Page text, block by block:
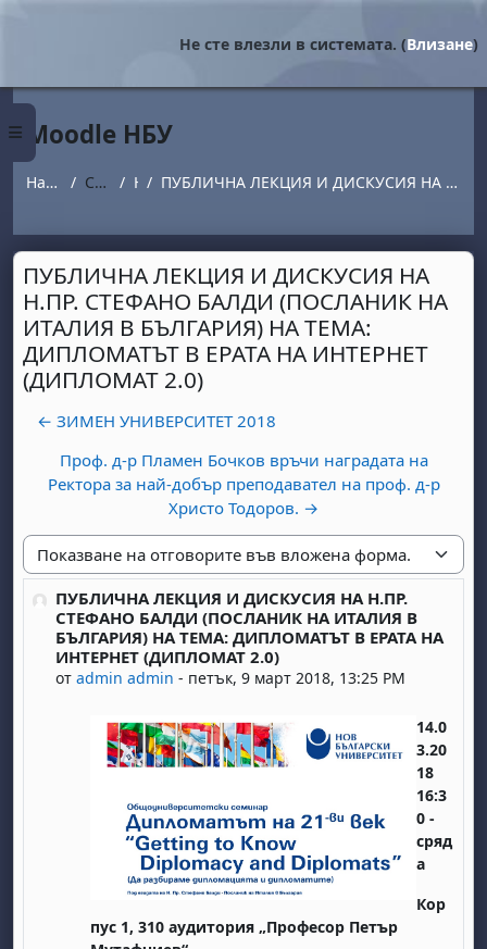
Страничен панел
Не сте влезли в системата. (Влизане)
Moodle НБУ
Начална страница Страници от сайта Новини ПУБЛИЧНА ЛЕКЦИЯ И ДИСКУСИЯ НА Н.ПР. СТЕФАНО БАЛДИ (ПОСЛАНИК НА ИТАЛИЯ В БЪЛГАРИЯ) НА ТЕМА: ДИПЛОМАТЪТ В ЕРАТА НА ИНТЕРНЕТ (ДИПЛОМАТ 2.0)
ПУБЛИЧНА ЛЕКЦИЯ И ДИСКУСИЯ НА
Н.ПР. СТЕФАНО БАЛДИ (ПОСЛАНИК НА
ИТАЛИЯ В БЪЛГАРИЯ) НА ТЕМА:
ДИПЛОМАТЪТ В ЕРАТА НА ИНТЕРНЕТ
(ДИПЛОМАТ 2.0)
← ЗИМЕН УНИВЕРСИТЕТ 2018
Проф. д-р Пламен Бочков връчи наградата на
Ректора за най-добър преподавател на проф. д-р
Христо Тодоров. →
Начин на показване
ПУБЛИЧНА ЛЕКЦИЯ И ДИСКУСИЯ НА Н.ПР.
СТЕФАНО БАЛДИ (ПОСЛАНИК НА ИТАЛИЯ В
БЪЛГАРИЯ) НА ТЕМА: ДИПЛОМАТЪТ В ЕРАТА НА
ИНТЕРНЕТ (ДИПЛОМАТ 2.0)
отadmin admin - петък, 9 март 2018, 13:25 PM
Number of replies: 0
14.0
3.20
18
16:3
0 -
сряд
а
Кор
пус 1, 310 аудитория „Професор Петър